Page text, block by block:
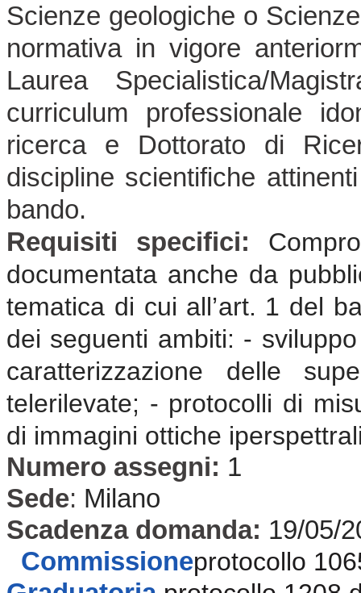
Scienze geologiche o
normativa in vigore
Laurea Specialistica/
curriculum professionale
ricerca e Dottorato di
discipline scientifiche
bando.
Requisiti specifici:
documentata anche da
tematica di cui all’art. 1 del
dei seguenti ambiti: -
caratterizzazione delle
telerilevate; - protocolli di
di immagini ottiche
Numero assegni: 1
Sede: Milano
Scadenza domanda: 19/05/
Commissioneprotocollo